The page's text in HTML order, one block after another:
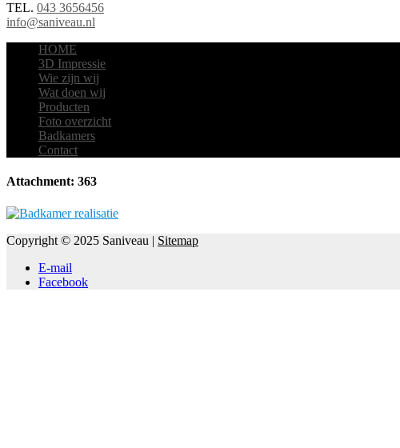
TEL. 043 3656456
info@saniveau.nl
HOME
3D Impressie
Wie zijn wij
Wat doen wij
Producten
Foto overzicht
Badkamers
Contact
Attachment: 363
Copyright © 2025 Saniveau | Sitemap
E-mail
Facebook